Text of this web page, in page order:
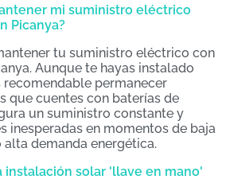
mi suministro eléctrico
Picanya?
tu suministro eléctrico con
Aunque te hayas instalado
recomendable permanecer
que cuentes con baterías de
un suministro constante y
inesperadas en momentos de baja
demanda energética.
instalación solar 'llave en mano'